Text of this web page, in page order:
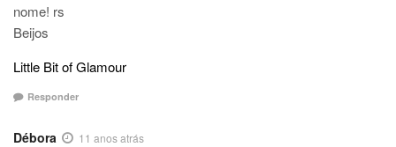
nome! rs
Beijos
Little Bit of Glamour
Responder
Débora 11 anos atrás